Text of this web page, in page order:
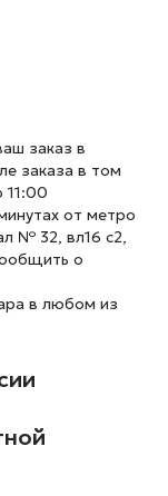
заказ в
заказа в том
11:00
от метро
№ 32, вл16 с2,
о
в любом из